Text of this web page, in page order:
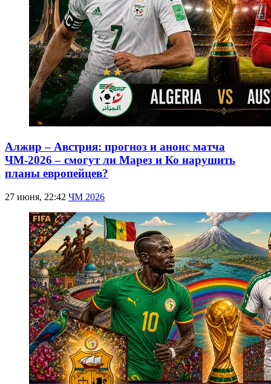
Алжир – Австрия: прогноз и анонс матча
ЧМ-2026 – смогут ли Марез и Ко нарушить
планы европейцев?
27 июня, 22:42 ЧМ 2026